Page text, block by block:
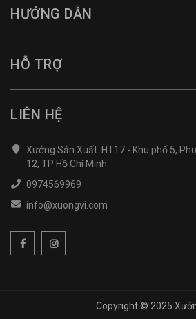
HƯỚNG DẪN
HỖ TRỢ
LIÊN HỆ
Xưởng Sản Xuất: HT17 - Khu phố 5,
12, TP Hồ Chí Minh
0974569969
info@xuongvi.com
Copyright © 2025